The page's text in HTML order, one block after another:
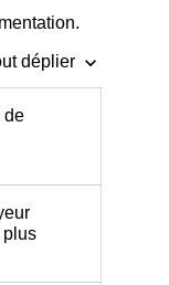
déplier keyboard_arrow_down
de
plus